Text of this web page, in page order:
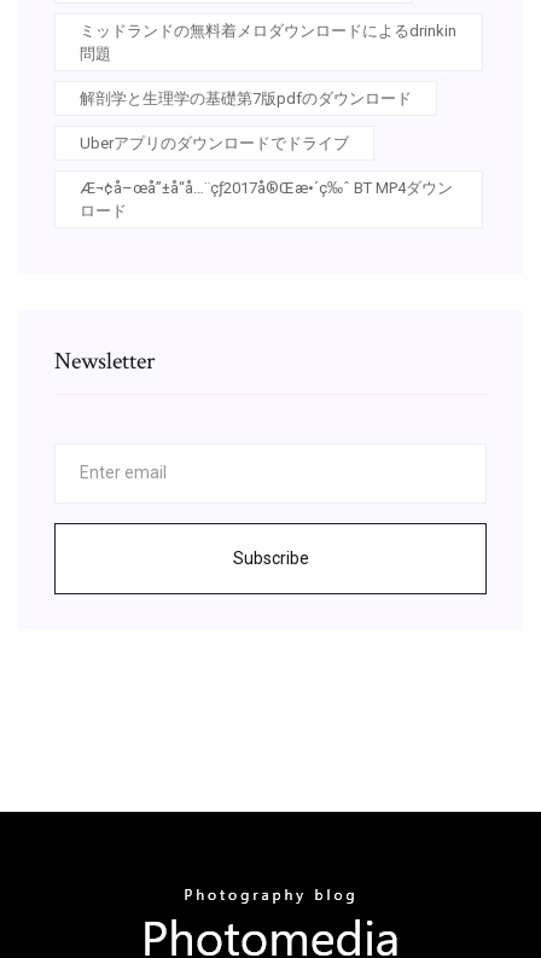
ミッドランドの無料着メロダウンロードによるdrinkin
問題
解剖学と生理学の基礎第7版pdfのダウンロード
Uberアプリのダウンロードでドライブ
Æ¬¢å–œå”±å“å…¨çƒ2017å®Œæ•´ç‰ˆ BT MP4ダウン
ロード
Newsletter
Subscribe